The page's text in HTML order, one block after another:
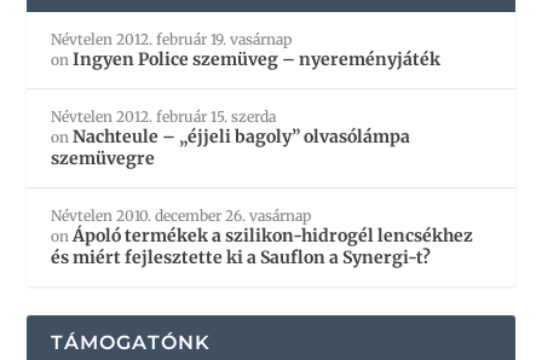
Névtelen 2012. február 19. vasárnap
onIngyen Police szemüveg – nyereményjáték
Névtelen 2012. február 15. szerda
onNachteule – „éjjeli bagoly” olvasólámpa
szemüvegre
Névtelen 2010. december 26. vasárnap
onÁpoló termékek a szilikon-hidrogél lencsékhez
és miért fejlesztette ki a Sauflon a Synergi-t?
TÁMOGATÓNK